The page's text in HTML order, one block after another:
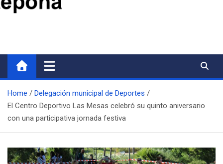
Home
Delegación municipal de Deportes
El Centro Deportivo Las Mesas celebró su quinto aniversario
con una participativa jornada festiva